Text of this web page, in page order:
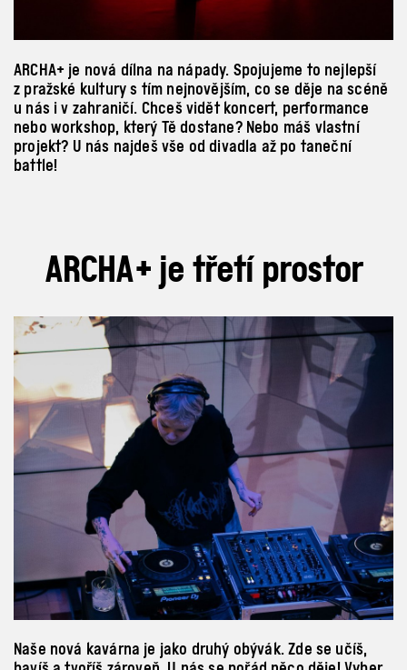
ARCHA+ je nová dílna na nápady. Spojujeme to nejlepší
z pražské kultury s tím nejnovějším, co se děje na scéně
u nás i v zahraničí. Chceš vidět koncert, performance
nebo workshop, který Tě dostane? Nebo máš vlastní
projekt? U nás najdeš vše od divadla až po taneční
battle!
ARCHA+ je třetí prostor
Naše nová kavárna je jako druhý obývák. Zde se učíš,